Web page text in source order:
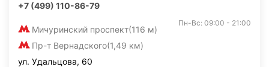
+7 (499) 110-86-79
Мичуринский проспект(116 м)
Пр-т Вернадского(1,49 км)
Пн-Вс: 09:00 - 21:00
ул. Удальцова, 60